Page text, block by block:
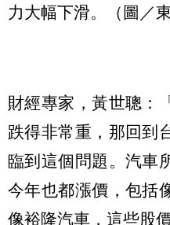
力大幅下滑。（圖／
財經專家，黃世聰：
跌得非常重，那回到
臨到這個問題。汽車
今年也都漲價，包括
像裕隆汽車，這些股